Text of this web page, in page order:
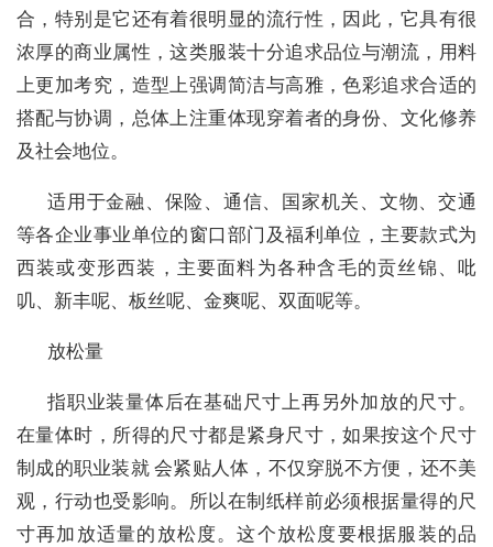
合，特别是它还有着很明显的流行性，因此，它具有很
浓厚的商业属性，这类服装十分追求品位与潮流，用料
上更加考究，造型上强调简洁与高雅，色彩追求合适的
搭配与协调，总体上注重体现穿着者的身份、文化修养
及社会地位。
适用于金融、保险、通信、国家机关、文物、交通
等各企业事业单位的窗口部门及福利单位，主要款式为
西装或变形西装，主要面料为各种含毛的贡丝锦、吡
叽、新丰呢、板丝呢、金爽呢、双面呢等。
放松量
指职业装量体后在基础尺寸上再另外加放的尺寸。
在量体时，所得的尺寸都是紧身尺寸，如果按这个尺寸
制成的职业装就 会紧贴人体，不仅穿脱不方便，还不美
观，行动也受影响。所以在制纸样前必须根据量得的尺
寸再加放适量的放松度。这个放松度要根据服装的品